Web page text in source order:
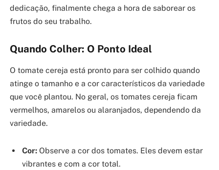
dedicação, finalmente chega a hora de saborear os
frutos do seu trabalho.
Quando Colher: O Ponto Ideal
O tomate cereja está pronto para ser colhido quando
atinge o tamanho e a cor característicos da variedade
que você plantou. No geral, os tomates cereja ficam
vermelhos, amarelos ou alaranjados, dependendo da
variedade.
Cor: Observe a cor dos tomates. Eles devem estar
vibrantes e com a cor total.